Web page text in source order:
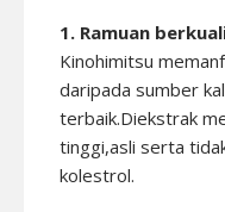
1. Ramuan
Kinohimitsu
daripada sumber
terbaik.Diekstrak
tinggi,asli serta
kolestrol.